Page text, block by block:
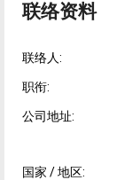
联络资料
联络人:
职衔:
公司地址:
国家 / 地区: